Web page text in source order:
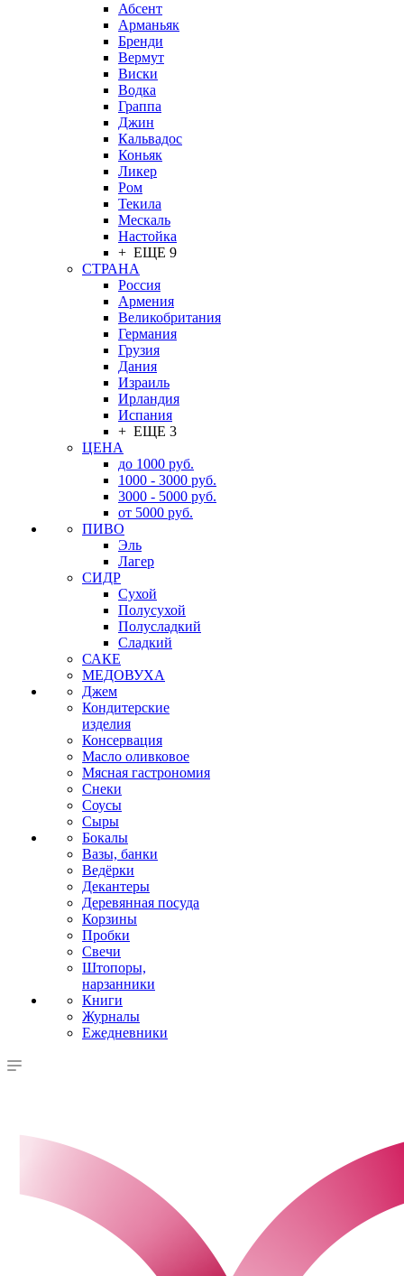
Абсент
Арманьяк
Бренди
Вермут
Виски
Водка
Граппа
Джин
Кальвадос
Коньяк
Ликер
Ром
Текила
Мескаль
Настойка
+ ЕЩЕ 9
СТРАНА
Россия
Армения
Великобритания
Германия
Грузия
Дания
Израиль
Ирландия
Испания
+ ЕЩЕ 3
ЦЕНА
до 1000 руб.
1000 - 3000 руб.
3000 - 5000 руб.
от 5000 руб.
ПИВО
Эль
Лагер
СИДР
Сухой
Полусухой
Полусладкий
Сладкий
САКЕ
МЕДОВУХА
Джем
Кондитерские
изделия
Консервация
Масло оливковое
Мясная гастрономия
Снеки
Соусы
Сыры
Бокалы
Вазы, банки
Ведёрки
Декантеры
Деревянная посуда
Корзины
Пробки
Свечи
Штопоры,
нарзанники
Книги
Журналы
Ежедневники